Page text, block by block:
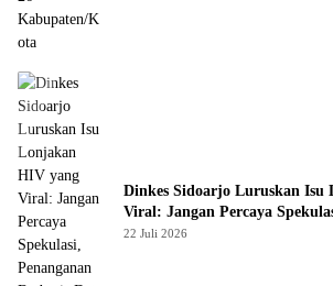
Dinkes Sidoarjo Luruskan Isu
Viral: Jangan Percaya
Berbasis Data Terus Diperkuat
22 Juli 2026